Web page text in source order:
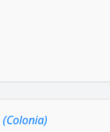
(Colonia)